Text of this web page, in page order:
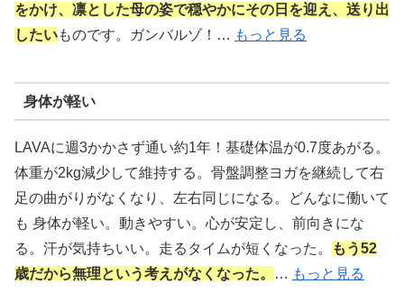
をかけ、凛とした母の姿で穏やかにその日を迎え、送り出
したいものです。ガンバルゾ！… もっと見る
身体が軽い
LAVAに週3かかさず通い約1年！基礎体温が0.7度あがる。
体重が2kg減少して維持する。骨盤調整ヨガを継続して右
足の曲がりがなくなり、左右同じになる。どんなに働いて
も 身体が軽い。動きやすい。心が安定し、前向きにな
る。汗が気持ちいい。走るタイムが短くなった。
もう52
歳だから無理という考えがなくなった。
… もっと見る